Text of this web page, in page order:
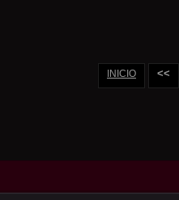
INICIO <<